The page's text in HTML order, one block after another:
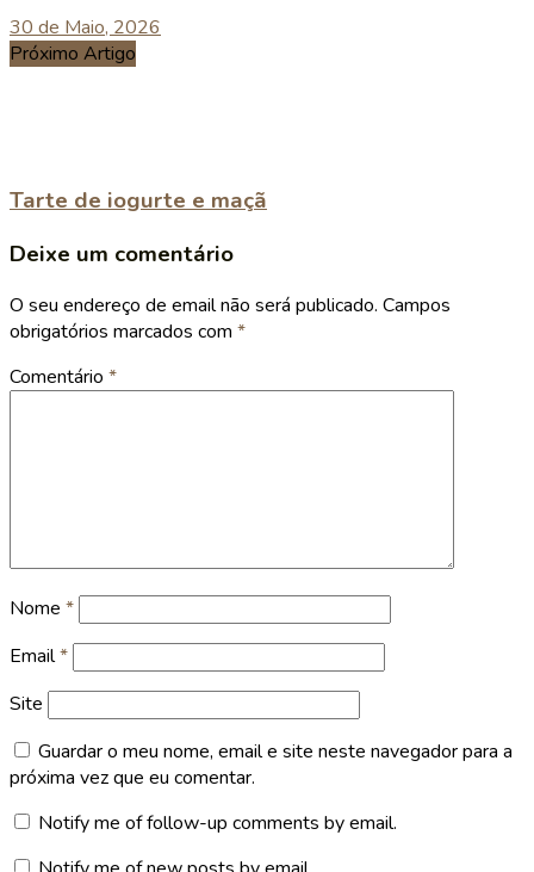
30 de Maio, 2026
Próximo Artigo
Tarte de iogurte e maçã
Deixe um comentário
O seu endereço de email não será publicado. Campos
obrigatórios marcados com *
Comentário *
Nome *
Email*
Site
Guardar o meu nome, email e site neste navegador para a
próxima vez que eu comentar.
Notify me of follow-up comments by email.